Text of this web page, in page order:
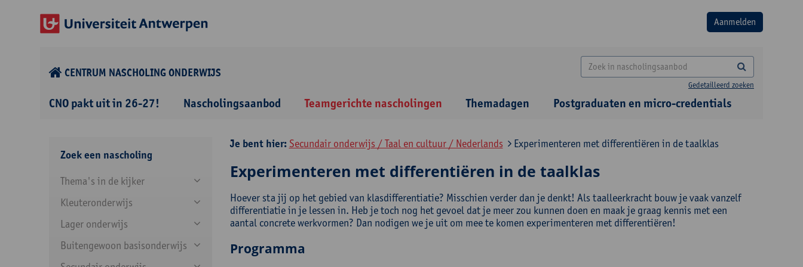
CENTRUM NASCHOLING ONDERWIJS
Gedetailleerd zoeken
CNO pakt uit in 26-27! Nascholingsaanbod Teamgerichte nascholingen Themadagen Postgraduaten en micro-credentials
Zoek een nascholing
Thema's in de kijker
Kleuteronderwijs
Lager onderwijs
Buitengewoon basisonderwijs
Je bent hier: Secundair onderwijs / Taal en cultuur / Nederlands Experimenteren met differentiëren in de taalklas
Experimenteren met differentiëren in de taalklas
Hoever sta jij op het gebied van klasdifferentiatie? Misschien verder dan je denkt! Als taalleerkracht bouw je vaak vanzelf
differentiatie in je lessen in. Heb je toch nog het gevoel dat je meer zou kunnen doen en maak je graag kennis met een
aantal concrete werkvormen? Dan nodigen we je uit om mee te komen experimenteren met differentiëren!
Programma